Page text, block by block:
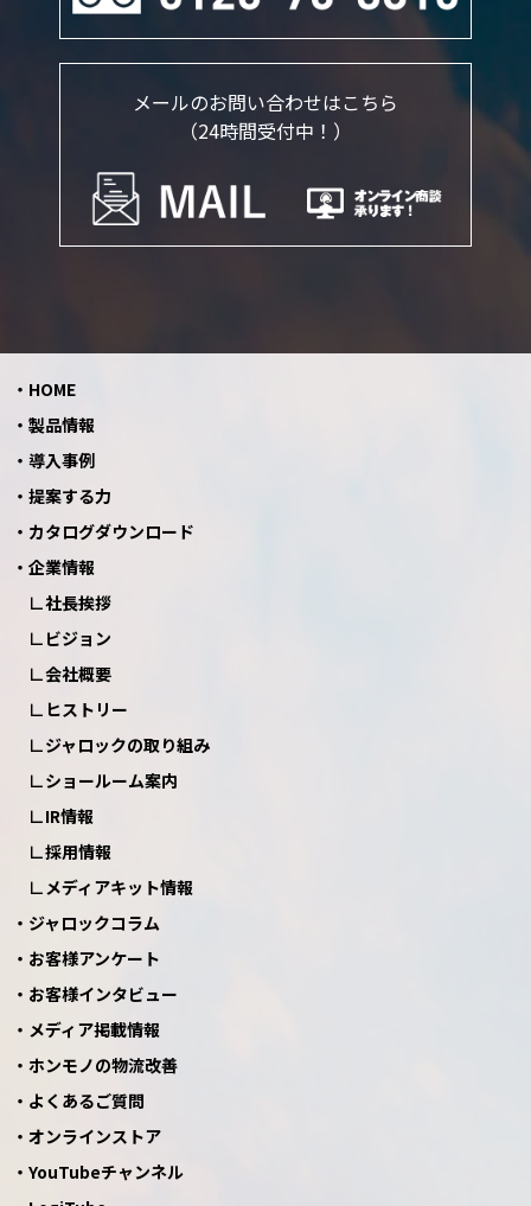
メールのお問い合わせはこちら
（24時間受付中！）
HOME
製品情報
導入事例
提案する力
カタログダウンロード
企業情報
社長挨拶
ビジョン
会社概要
ヒストリー
ジャロックの取り組み
ショールーム案内
IR情報
採用情報
メディアキット情報
ジャロックコラム
お客様アンケート
お客様インタビュー
メディア掲載情報
ホンモノの物流改善
よくあるご質問
オンラインストア
YouTubeチャンネル